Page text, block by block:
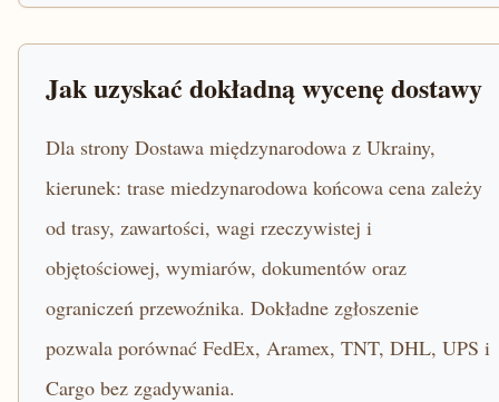
Jak uzyskać dokładną wycenę dostawy
Dla strony Dostawa międzynarodowa z Ukrainy,
kierunek: trase miedzynarodowa końcowa cena zależy
od trasy, zawartości, wagi rzeczywistej i
objętościowej, wymiarów, dokumentów oraz
ograniczeń przewoźnika. Dokładne zgłoszenie
pozwala porównać FedEx, Aramex, TNT, DHL, UPS i
Cargo bez zgadywania.